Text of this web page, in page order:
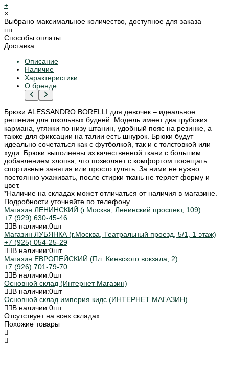
+
×
Выбрано максимальное количество, доступное для заказа
шт.
Способы оплаты
Доставка
Описание
Наличие
Характеристики
О бренде
Брюки ALESSANDRO BORELLI для девочек – идеальное
решение для школьных будней. Модель имеет два грубокиз
кармана, утяжки по низу штанин, удобный пояс на резинке, а
также для фиксации на талии есть шнурок. Брюки будут
идеально сочетаться как с футболкой, так и с толстовкой или
худи. Брюки выполнены из качественной ткани с большим
добавлением хлопка, что позволяет с комфортом посещать
спортивные занятия или просто гулять. За ними не нужно
постоянно ухаживать, после стирки ткань не теряет форму и
цвет.
*Наличие на складах может отличаться от наличия в магазине.
Подробности уточняйте по телефону.
Магазин ЛЕНИНСКИЙ (г.Москва, Ленинский проспект, 109)
+7 (929) 630-45-46
В наличии:0шт
Магазин ЛУБЯНКА (г.Москва, Театральный проезд, 5/1, 1 этаж)
+7 (925) 054-25-29
В наличии:0шт
Магазин ЕВРОПЕЙСКИЙ (Пл. Киевского вокзала, 2)
+7 (926) 701-79-70
В наличии:0шт
Основной склад (Интернет Магазин)
В наличии:0шт
Основной склад империя кидс (ИНТЕРНЕТ МАГАЗИН)
В наличии:0шт
Отсутствует на всех складах
Похожие товары